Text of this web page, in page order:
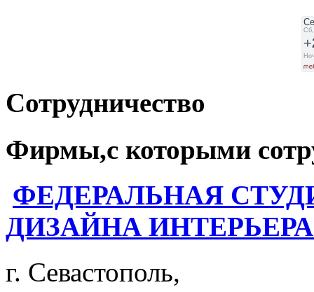
Сотрудничество
Фирмы,с которыми
ФЕДЕРАЛЬНАЯ
ДИЗАЙНА
г. Севастополь,